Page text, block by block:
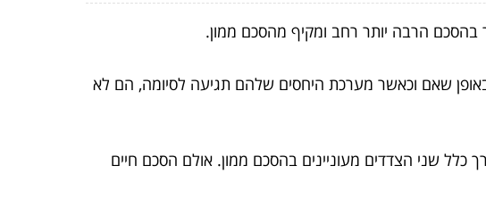
בהסכם הרבה יותר רחב ומקיף מהסכם ממון.
שאם וכאשר מערכת היחסים שלהם תגיעה לסיומה, הם לא
כלל שני הצדדים מעוניינים בהסכם ממון. אולם הסכם חיים